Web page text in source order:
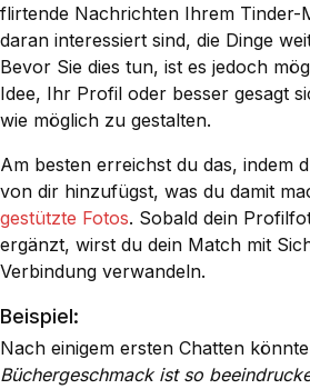
flirtende Nachrichten Ihrem Tinder-
daran interessiert sind, die Dinge
Bevor Sie dies tun, ist es jedoch
Idee, Ihr Profil oder besser gesagt
wie möglich zu gestalten.
Am besten erreichst du das, indem
von dir hinzufügst, was du damit
gestützte Fotos. Sobald dein
ergänzt, wirst du dein Match mit
Verbindung verwandeln.
Beispiel:
Nach einigem ersten Chatten
Büchergeschmack ist so